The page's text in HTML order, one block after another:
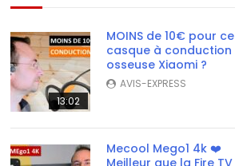
13:02
MOINS de 10€ pour ce
casque à conduction
osseuse Xiaomi ?
AVIS-EXPRESS
Mecool Mego1 4k ❤️
Meilleur que la Fire TV